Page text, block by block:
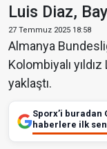
Luis Diaz,
27 Temmuz 2025 18:58
Almanya
Kolombiyalı
yaklaştı.
Sporx’i buradan
haberlere ilk